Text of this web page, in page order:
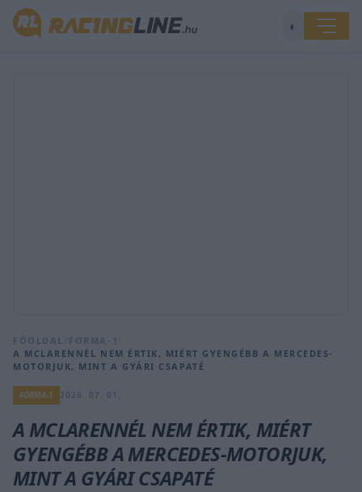
◐
FŐOLDAL FORMA-1
A MCLARENNÉL NEM ÉRTIK, MIÉRT GYENGÉBB A MERCEDES-
MOTORJUK, MINT A GYÁRI CSAPATÉ
FORMA-1
A MCLARENNÉL NEM ÉRTIK, MIÉRT
GYENGÉBB A MERCEDES-MOTORJUK,
MINT A GYÁRI CSAPATÉ